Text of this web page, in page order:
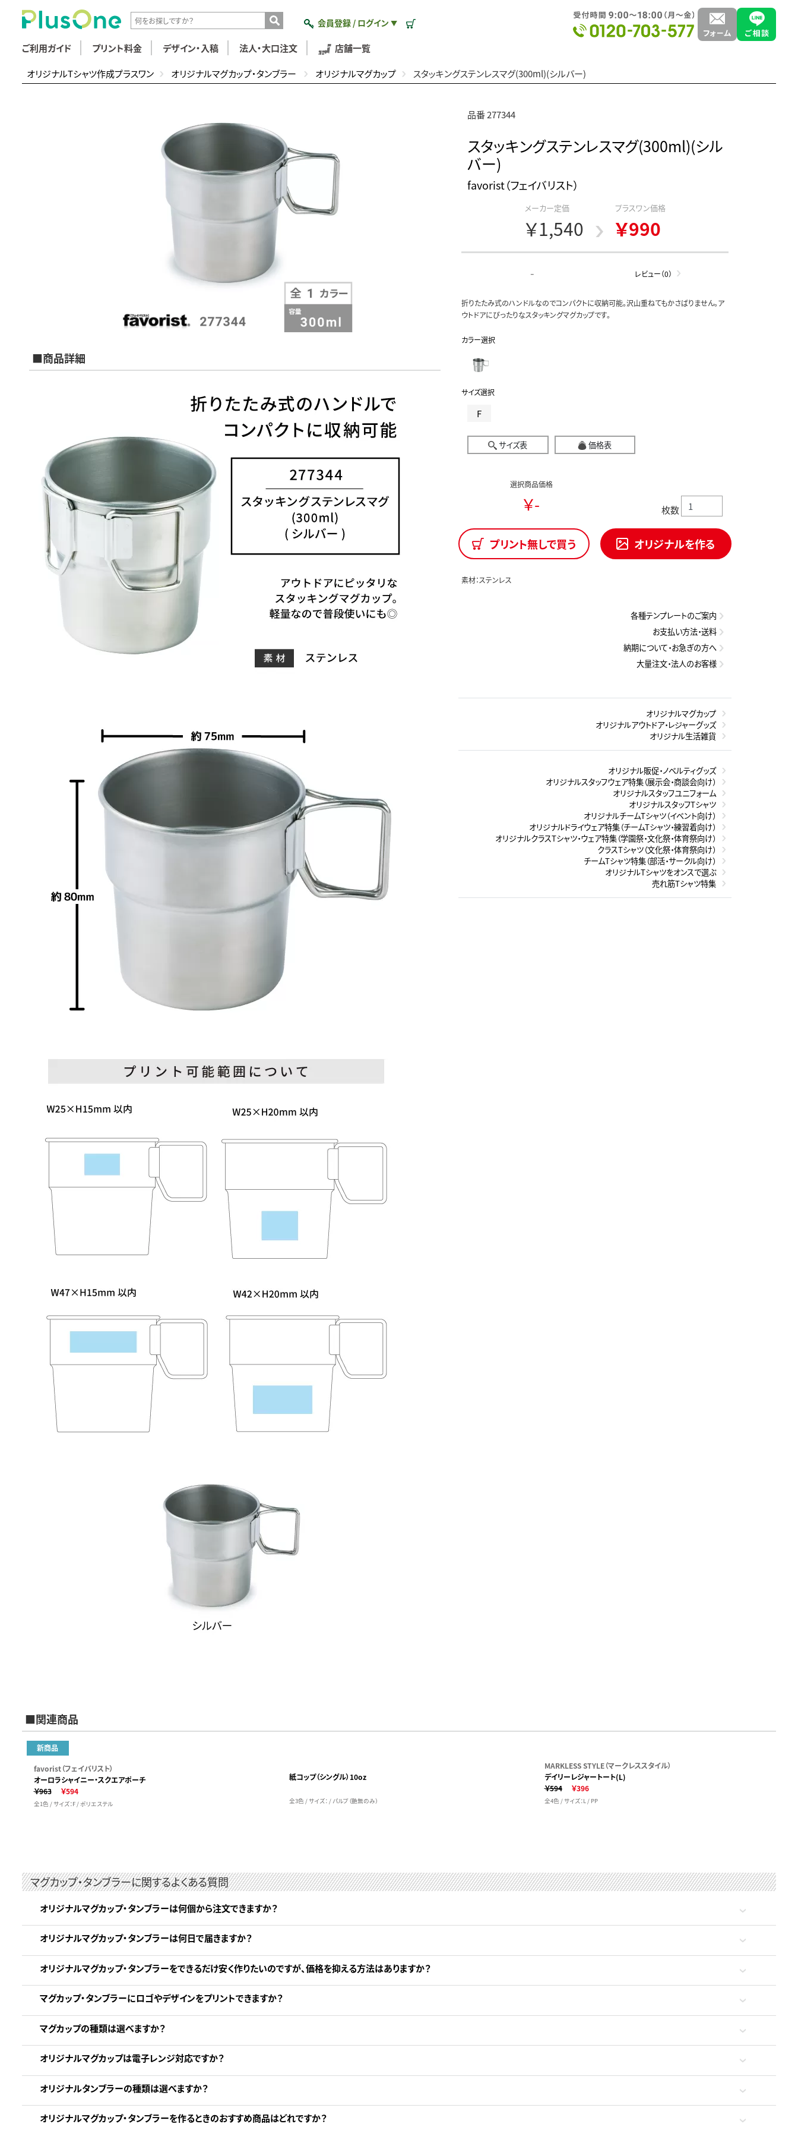
会員登録 / ログイン ▼
ご利用ガイド プリント料金 デザイン・入稿 法人・大口注文 店舗一覧
オリジナルTシャツ作成プラスワン オリジナルマグカップ・タンブラー オリジナルマグカップ スタッキングステンレスマグ(300ml)(シルバー)
■商品詳細
品番 277344
スタッキングステンレスマグ(300ml)(シル
バー)
favorist（フェイバリスト）
メーカー定価
￥1,540
プラスワン価格
￥990
- レビュー（0）
折りたたみ式のハンドルなのでコンパクトに収納可能。沢山重ねてもかさばりません。ア
ウトドアにぴったりなスタッキングマグカップです。
カラー選択
サイズ選択
F
サイズ表 価格表
選択商品価格
￥- 枚数
プリント無しで買う オリジナルを作る
素材：ステンレス
各種テンプレートのご案内
お支払い方法・送料
納期について・お急ぎの方へ
大量注文・法人のお客様
オリジナルマグカップ
オリジナルアウトドア・レジャーグッズ
オリジナル生活雑貨
オリジナル販促・ノベルティグッズ
オリジナルスタッフウェア特集（展示会・商談会向け）
オリジナルスタッフユニフォーム
オリジナルスタッフTシャツ
オリジナルチームTシャツ（イベント向け）
オリジナルドライウェア特集（チームTシャツ・練習着向け）
オリジナルクラスTシャツ・ウェア特集（学園祭・文化祭・体育祭向け）
クラスTシャツ（文化祭・体育祭向け）
チームTシャツ特集（部活・サークル向け）
オリジナルTシャツをオンスで選ぶ
売れ筋Tシャツ特集
■関連商品
新商品
favorist（フェイバリスト）
オーロラシャイニー・スクエアポーチ
￥963
￥594
全1色 / サイズ：F / ポリエステル
紙コップ（シングル）10oz
全3色 / サイズ： / パルプ（艶無のみ）
MARKLESS STYLE（マークレススタイル）
デイリーレジャートート(L)
￥594
￥396
全4色 / サイズ：L / PP
マグカップ・タンブラーに関するよくある質問
オリジナルマグカップ・タンブラーは何個から注文できますか？
オリジナルマグカップ・タンブラーは何日で届きますか？
オリジナルマグカップ・タンブラーをできるだけ安く作りたいのですが、価格を抑える方法はありますか？
マグカップ・タンブラーにロゴやデザインをプリントできますか？
マグカップの種類は選べますか？
オリジナルマグカップは電子レンジ対応ですか？
オリジナルタンブラーの種類は選べますか？
オリジナルマグカップ・タンブラーを作るときのおすすめ商品はどれですか？